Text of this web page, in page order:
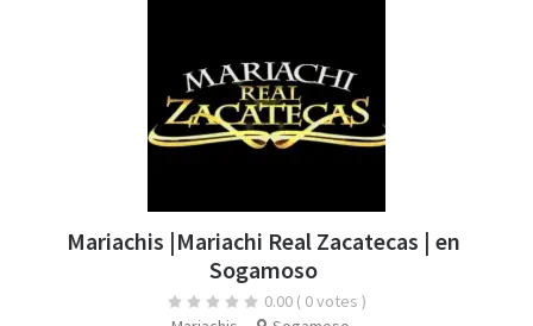
Mariachis |Mariachi Real Zacatecas | en
Sogamoso
0.00 ( 0 votes )